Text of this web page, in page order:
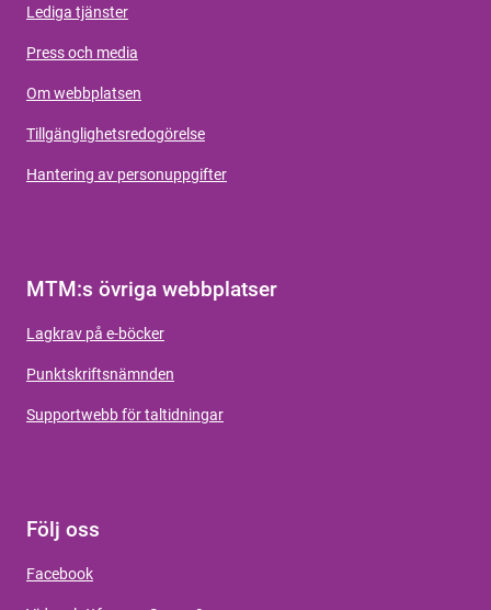
Lediga tjänster
Press och media
Om webbplatsen
Tillgänglighetsredogörelse
Hantering av personuppgifter
MTM:s övriga webbplatser
Lagkrav på e-böcker
Punktskriftsnämnden
Supportwebb för taltidningar
Följ oss
Facebook